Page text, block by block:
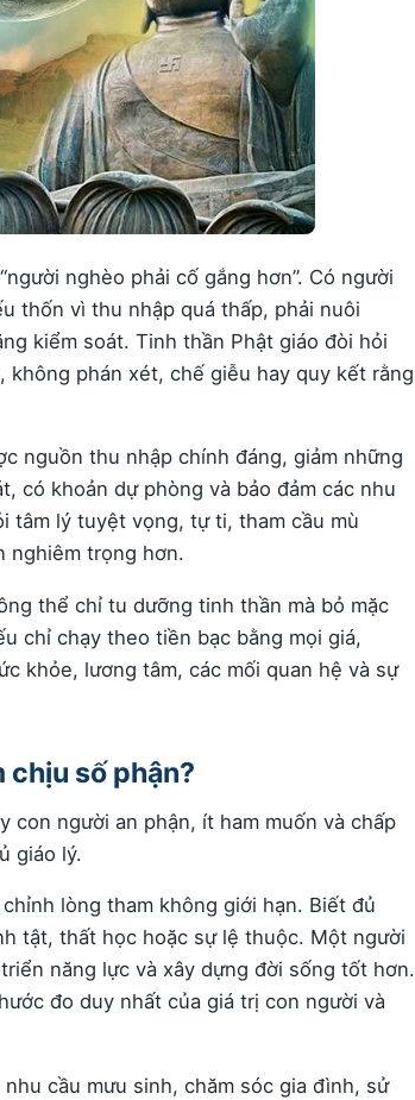
nghèo phải cố gắng hơn”. Có người
thốn vì thu nhập quá thấp, phải nuôi
kiểm soát. Tinh thần Phật giáo đòi hỏi
không phán xét, chế giễu hay quy kết rằng
nguồn thu nhập chính đáng, giảm những
có khoản dự phòng và bảo đảm các nhu
tâm lý tuyệt vọng, tự ti, tham cầu mù
nghiêm trọng hơn.
thể chỉ tu dưỡng tinh thần mà bỏ mặc
chỉ chạy theo tiền bạc bằng mọi giá,
khỏe, lương tâm, các mối quan hệ và sự
chịu số phận?
con người an phận, ít ham muốn và chấp
giáo lý.
lòng tham không giới hạn. Biết đủ
tật, thất học hoặc sự lệ thuộc. Một người
năng lực và xây dựng đời sống tốt hơn.
đo duy nhất của giá trị con người và
cầu mưu sinh, chăm sóc gia đình, sử